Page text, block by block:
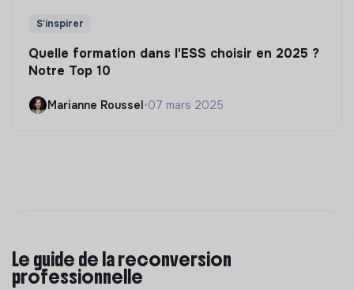
S'inspirer
Quelle formation dans l'ESS choisir en 2025 ?
Notre Top 10
Marianne Roussel•07 mars 2025
Le guide de la reconversion
professionnelle